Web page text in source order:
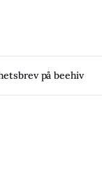
på beehiv